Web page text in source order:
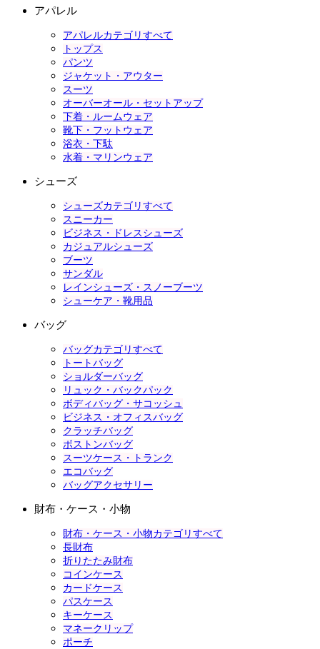
アパレル
アパレルカテゴリすべて
トップス
パンツ
ジャケット・アウター
スーツ
オーバーオール・セットアップ
下着・ルームウェア
靴下・フットウェア
浴衣・下駄
水着・マリンウェア
シューズ
シューズカテゴリすべて
スニーカー
ビジネス・ドレスシューズ
カジュアルシューズ
ブーツ
サンダル
レインシューズ・スノーブーツ
シューケア・靴用品
バッグ
バッグカテゴリすべて
トートバッグ
ショルダーバッグ
リュック・バックパック
ボディバッグ・サコッシュ
ビジネス・オフィスバッグ
クラッチバッグ
ボストンバッグ
スーツケース・トランク
エコバッグ
バッグアクセサリー
財布・ケース・小物
財布・ケース・小物カテゴリすべて
長財布
折りたたみ財布
コインケース
カードケース
パスケース
キーケース
マネークリップ
ポーチ